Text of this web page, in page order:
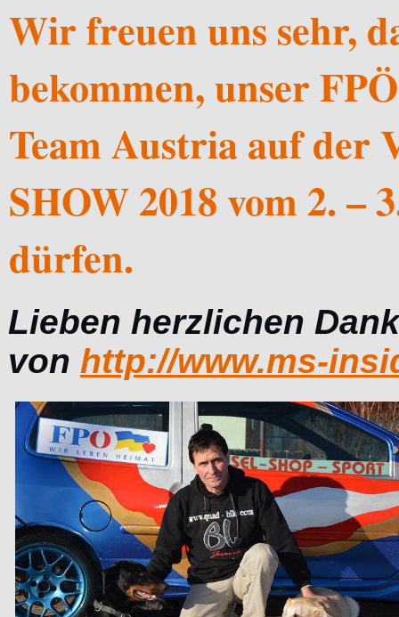
Wir freuen uns sehr,
bekommen, unser
Team Austria auf der
SHOW 2018 vom 2. –
dürfen.
Lieben herzlichen
von http://www.ms-